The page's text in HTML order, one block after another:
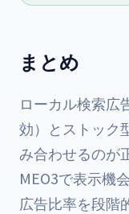
まとめ
ローカル検索広
効）とストック
み合わせるのが
MEO3で表示機
広告比率を段